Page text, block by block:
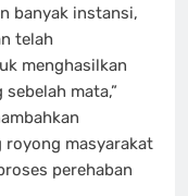
banyak instansi,
telah
menghasilkan
mata,”
royong masyarakat
perehaban